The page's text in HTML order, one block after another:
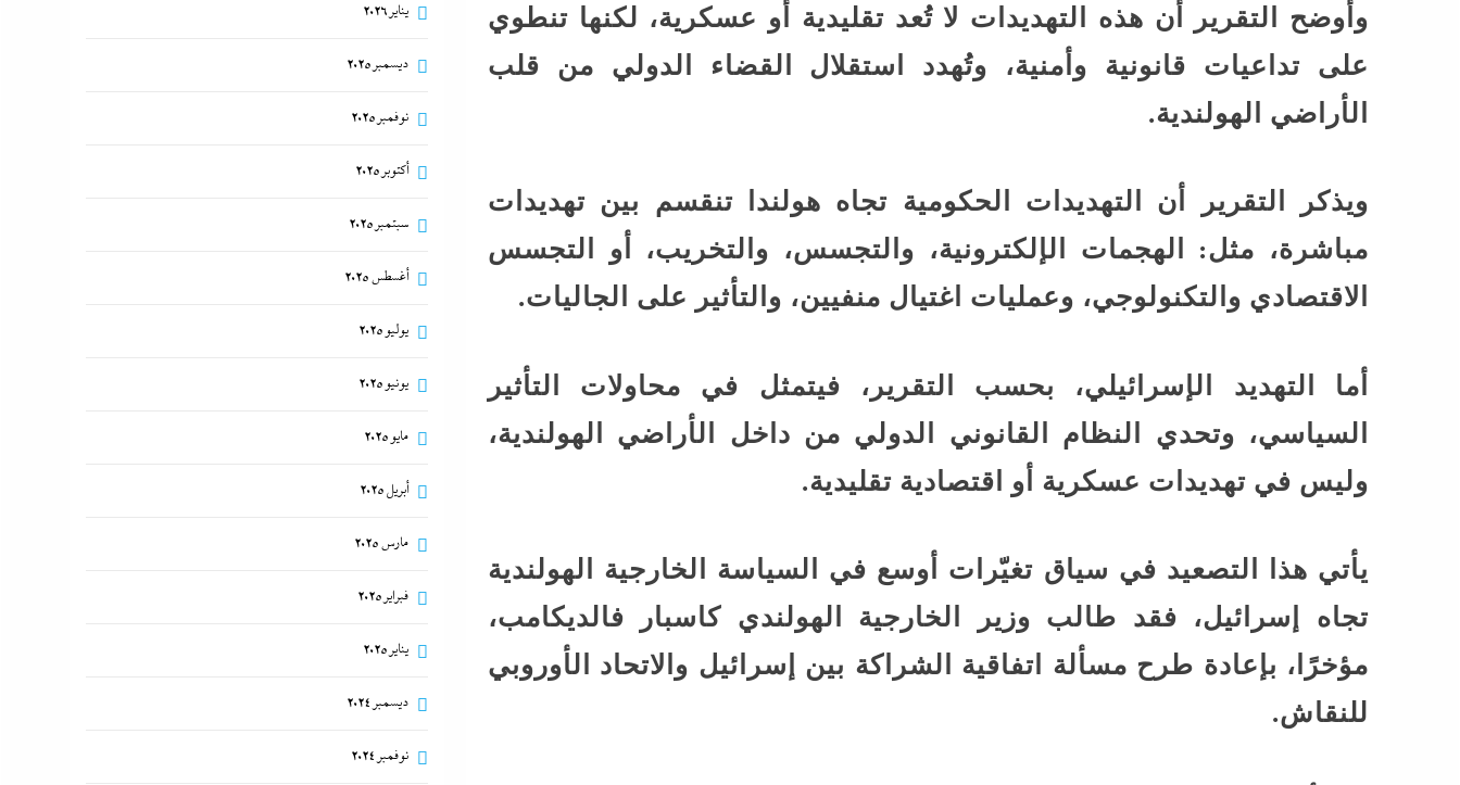
وأوضح التقرير أن هذه التهديدات لا تُعد تقليدية أو عسكرية، لكنها تنطوي
على تداعيات قانونية وأمنية، وتُهدد استقلال القضاء الدولي من قلب
الأراضي الهولندية.
ويذكر التقرير أن التهديدات الحكومية تجاه هولندا تنقسم بين تهديدات
مباشرة، مثل: الهجمات الإلكترونية، والتجسس، والتخريب، أو التجسس
الاقتصادي والتكنولوجي، وعمليات اغتيال منفيين، والتأثير على الجاليات.
أما التهديد الإسرائيلي، بحسب التقرير، فيتمثل في محاولات التأثير
السياسي، وتحدي النظام القانوني الدولي من داخل الأراضي الهولندية،
وليس في تهديدات عسكرية أو اقتصادية تقليدية.
يأتي هذا التصعيد في سياق تغيّرات أوسع في السياسة الخارجية الهولندية
تجاه إسرائيل، فقد طالب وزير الخارجية الهولندي كاسبار فالديكامب،
مؤخرًا، بإعادة طرح مسألة اتفاقية الشراكة بين إسرائيل والاتحاد الأوروبي
للنقاش.
يناير 2026
ديسمبر 2025
نوفمبر 2025
أكتوبر 2025
سبتمبر 2025
أغسطس 2025
يوليو 2025
يونيو 2025
مايو 2025
أبريل 2025
مارس 2025
فبراير 2025
يناير 2025
ديسمبر 2024
نوفمبر 2024